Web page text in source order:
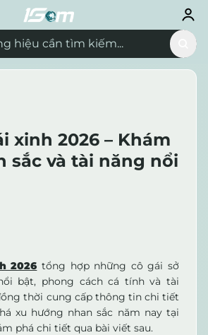
xinh 2026 – Khám
sắc và tài năng nổi
2026 tổng hợp những cô gái sở
bật, phong cách cá tính và tài
thời cung cấp thông tin chi tiết
xu hướng nhan sắc năm nay tại
phá chi tiết qua bài viết sau.